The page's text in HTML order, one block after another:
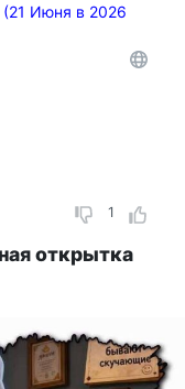
Июня в 2026
1
открытка